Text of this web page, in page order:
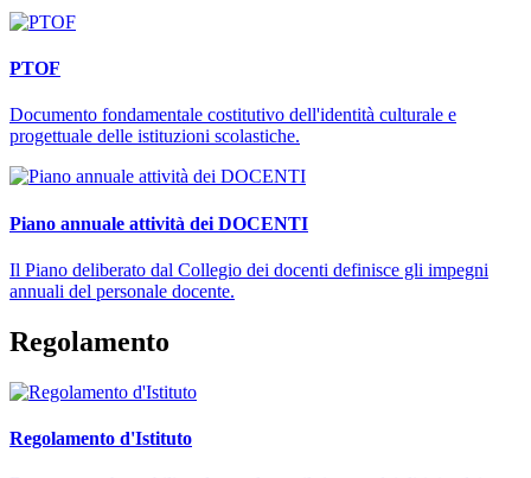
PTOF
Documento fondamentale costitutivo dell'identità culturale e
progettuale delle istituzioni scolastiche.
Piano annuale attività dei DOCENTI
Il Piano deliberato dal Collegio dei docenti definisce gli impegni
annuali del personale docente.
Regolamento
Regolamento d'Istituto